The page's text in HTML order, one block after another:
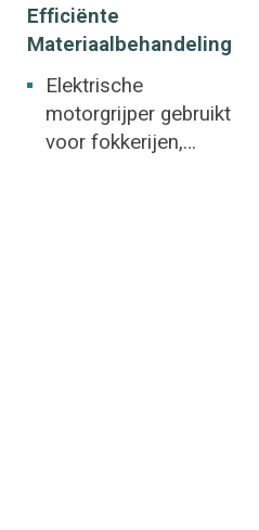
Efficiënte
Materiaalbehandeling
Elektrische
motorgrijper gebruikt
voor fokkerijen,